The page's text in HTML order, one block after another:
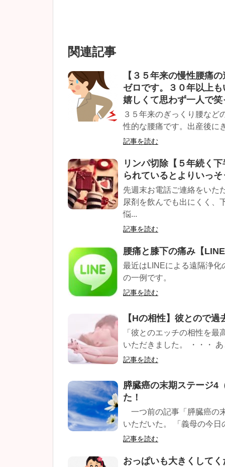
関連記事
【３５年来の慢性腰痛
ゼロです。３０年以上
嬉しくて思わず一人で
３５年来のぎっくり腰など
性的な腰痛です。出産後に
記事を読む
リンパ切除【５年続く
られているとよりいっ
先週末お電話ご連絡をいた
尿剤を飲んでも出にくく、
悩...
記事を読む
腰痛と膝下の痛み【
最近はLINEによる遠隔浄
の一例です。
記事を読む
【Hの相性】彼とので
「彼とのエッチの相性を
いただきました。 ・・・
記事を読む
膵臓癌の末期ステージ4
た！
一つ前の記事「膵臓癌の
いただいた。 「義母の今
記事を読む
おっぱいも大きくして